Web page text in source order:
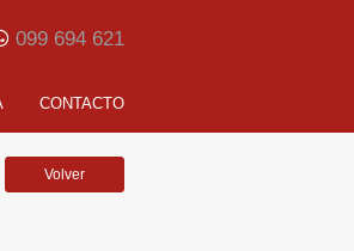
099 694 621
CONTACTO
Volver